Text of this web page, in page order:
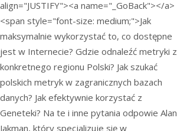
align="JUSTIFY"><a name="_GoBack"></a>
<span style="font-size: medium;">Jak
maksymalnie wykorzystać to, co dostępne
jest w Internecie? Gdzie odnaleźć metryki z
konkretnego regionu Polski? Jak szukać
polskich metryk w zagranicznych bazach
danych? Jak efektywnie korzystać z
Geneteki? Na te i inne pytania odpowie Alan
Jakman, który specjalizuje się w